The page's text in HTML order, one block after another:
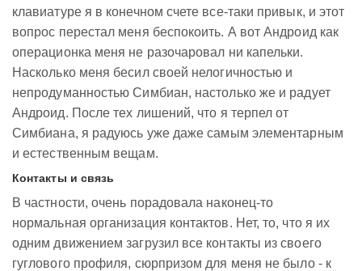
клавиатуре я в конечном счете все-таки привык, и этот
вопрос перестал меня беспокоить. А вот Андроид как
операционка меня не разочаровал ни капельки.
Насколько меня бесил своей нелогичностью и
непродуманностью Симбиан, настолько же и радует
Андроид. После тех лишений, что я терпел от
Симбиана, я радуюсь уже даже самым элементарным
и естественным вещам.
Контакты и связь
В частности, очень порадовала наконец-то
нормальная организация контактов. Нет, то, что я их
одним движением загрузил все контакты из своего
гуглового профиля, сюрпризом для меня не было - к